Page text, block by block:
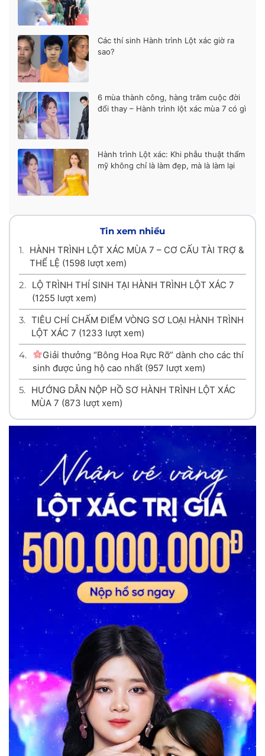
Các thí sinh Hành trình Lột xác giờ ra
sao?
6 mùa thành công, hàng trăm cuộc đời
đổi thay – Hành trình lột xác mùa 7 có gì
Hành trình Lột xác: Khi phẫu thuật thẩm
mỹ không chỉ là làm đẹp, mà là làm lại
Tin xem nhiều
1. HÀNH TRÌNH LỘT XÁC MÙA 7 – CƠ CẤU TÀI TRỢ &
THỂ LỆ (1598 lượt xem)
2.
LỘ TRÌNH THÍ SINH TẠI HÀNH TRÌNH LỘT XÁC 7
(1255 lượt xem)
3. TIÊU CHÍ CHẤM ĐIỂM VÒNG SƠ LOẠI HÀNH TRÌNH
LỘT XÁC 7 (1233 lượt xem)
4.
Giải thưởng “Bông Hoa Rực Rỡ” dành cho các thí
sinh được ủng hộ cao nhất (957 lượt xem)
5. HƯỚNG DẪN NỘP HỒ SƠ HÀNH TRÌNH LỘT XÁC
MÙA 7 (873 lượt xem)